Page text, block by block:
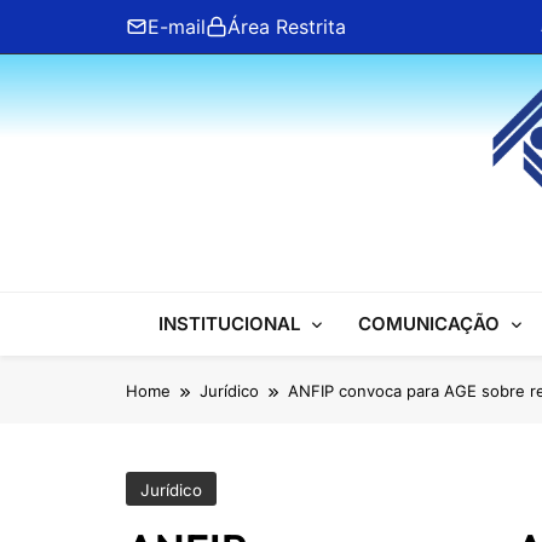
content
E-mail Área Restrita
ANFIP Nacional
INSTITUCIONAL COMUNICAÇÃO
Home Jurídico ANFIP convoca para AGE sobre
Jurídico